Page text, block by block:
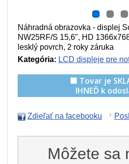
Náhradná obrazovka - displej
NW25RF/S 15,6", HD
lesklý povrch, 2 roky záruka
Kategória: LCD displeje pre
🟩 Tovar je
IHNEĎ k
Zdieľať na facebooku
Môžete sa